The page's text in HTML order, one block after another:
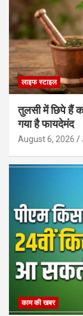
लाइफ स्टाइल
तुलसी में छिपे हैं
गया है फायदेमंद
August 6, 2026
काम की खबर